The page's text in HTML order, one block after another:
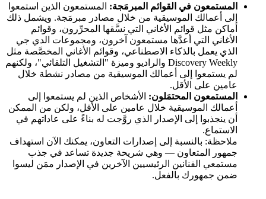
المستمعون في القوائم المبرمَجة: المستمعون الذين استمعوا
إلى أعمالك الموسيقية من خلال مصادر مبرمَجة. ويشمل ذلك
أماكن مثل قوائم الأغاني التي نسَّقها المحرِّرون، وقوائم
الأغاني التي أعدَّها مستمعون آخرون، ومجموعات الدي جي
الذي يعمل بالذكاء الاصطناعي، وقوائم الأغاني المخصَّصة مثل
Discovery Weekly والراديو وميزة "التشغيل التلقائي"، ولكنهم
لم يستمعوا إلى أعمالك الموسيقية من مصادر نشطة خلال
عامين على الأقل.
المستمعون المحتمَلون: الأشخاص الذين لم يستمعوا إلى
أعمالك الموسيقية خلال عامين على الأقل، ولكن من الممكن
أن ينجذبوا إلى الإصدار الذي روَّجت له بناءً على عاداتهم في
الاستماع.
ملاحظة: بالنسبة إلى إصدارات التعاون، يمكنك الآن استهداف
جمهور المتعاون — وهي شريحة جديدة تساعد في جذب
مستمعي الفنانين الرئيسيين الآخرين في الإصدار ممَن ليسوا
ضمن جمهورك بالفعل.